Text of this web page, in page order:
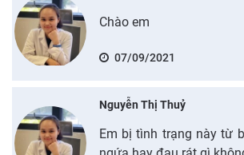
Chào em
07/09/2021
Nguyễn Thị Thuỷ
Em bị tình trạng này từ